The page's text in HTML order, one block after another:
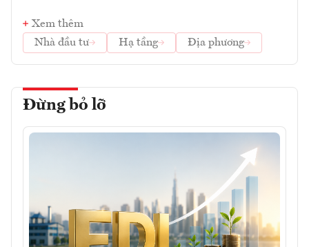
Xem thêm
Nhà đầu tư
Hạ tầng Địa phương
Đừng bỏ lỡ